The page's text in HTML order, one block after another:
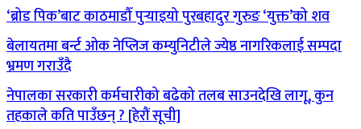
‘ब्रोड पिक’बाट काठमाडौँ पुर्‍याइयो पुरबहादुर गुरुङ ‘युक्त’को शव
बेलायतमा बर्न्ट ओक नेप्लिज कम्युनिटीले ज्येष्ठ नागरिकलाई सम्पदा
भ्रमण गराउँदै
नेपालका सरकारी कर्मचारीको बढेको तलब साउनदेखि लागू, कुन
तहकाले कति पाउँछन् ? [हेरौं सूची]